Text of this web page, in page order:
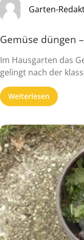
Garten-
Gemüse düngen
Im Hausgarten das
gelingt nach der
Weiterlesen